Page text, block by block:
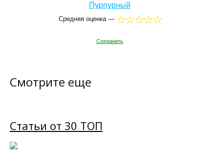
Пурпурный
Средняя оценка —
Сохранить
Смотрите еще
Статьи от 30 ТОП